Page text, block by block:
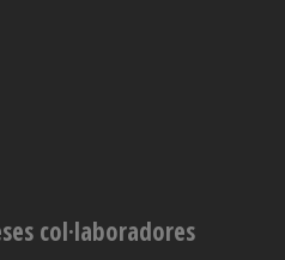
col·laboradores